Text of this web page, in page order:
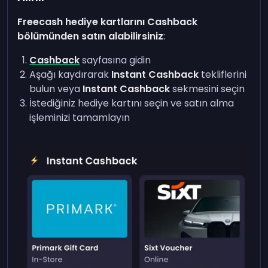
Freecash hediye kartlarını Cashback
bölümünden satın alabilirsiniz:
Cashbacksayfasına gidin
Aşağı kaydırarak Instant Cashback tekliflerini
bulun veya Instant Cashbacksekmesini seçin
İstediğiniz hediye kartını seçin ve satın alma
işleminizi tamamlayın